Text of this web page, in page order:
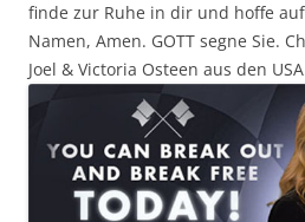
finde zur Ruhe in dir und hoffe
Namen, Amen. GOTT segne Sie.
Joel & Victoria Osteen aus den